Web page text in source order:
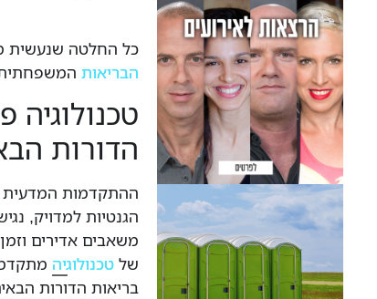
כל החלטה שנעשית
הבריאות המשפחתית
הדורות
ההתקדמות המדעית
הגנטיות למדויק,
משאבים אדירים
שלטכנולוגיה
בריאות הדורות